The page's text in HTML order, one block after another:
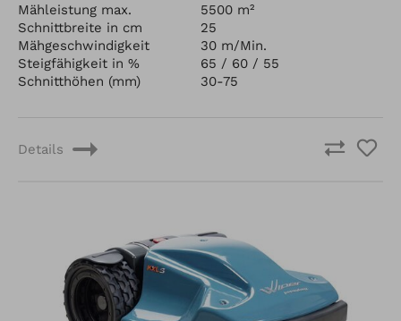
Mähleistung max.
5500 m²
Schnittbreite in cm
25
Mähgeschwindigkeit
30 m/Min.
Steigfähigkeit in %
65 / 60 / 55
Schnitthöhen (mm)
30-75
Details